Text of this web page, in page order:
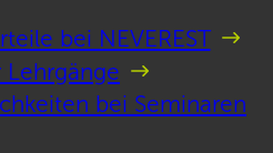
bei NEVEREST
Lehrgänge
bei Seminaren